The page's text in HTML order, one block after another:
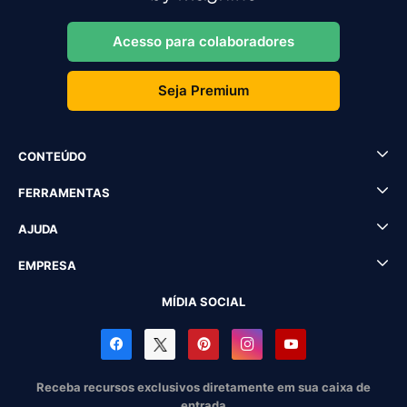
Acesso para colaboradores
Seja Premium
CONTEÚDO
FERRAMENTAS
AJUDA
EMPRESA
MÍDIA SOCIAL
Receba recursos exclusivos diretamente em sua caixa de